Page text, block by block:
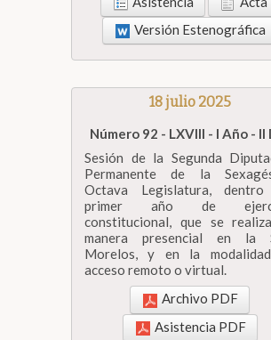
Versión Estenográfica
18 julio 2025
Número 92 - LXVIII - I Año - II
Sesión de la Segunda
Permanente de la
Octava Legislatura,
primer año de
constitucional, que se
manera presencial en la
Morelos, y en la
acceso remoto o virtual.
Archivo PDF
Asistencia PDF